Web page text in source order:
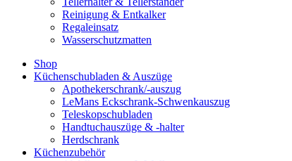
Reinigung & Entkalker
Regaleinsatz
Wasserschutzmatten
Shop
Küchenschubladen & Auszüge
Apothekerschrank/-auszug
LeMans Eckschrank-Schwenkauszug
Teleskopschubladen
Handtuchauszüge & -halter
Herdschrank
Küchenzubehör